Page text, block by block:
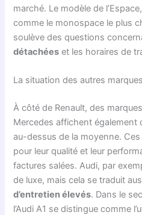
marché. Le modèle de
comme le monospace le plus
soulève des questions
détachées et les horaires de
La situation des autres
À côté de Renault, des
Mercedes affichent également
au-dessus de la moyenne.
pour leur qualité et leur
factures salées. Audi, par
de luxe, mais cela se traduit
d’entretien élevés. Dans le
l’Audi A1 se distingue comme